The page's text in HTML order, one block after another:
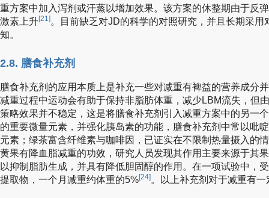
重方案中加入泻剂或汗蒸以增加效果。该方案的休整期由于反
激素上升[21]。目前缺乏对JD的科学的对照研究，并且长期采
知。
2.8. 膳食补充剂
膳食补充剂的应用本质上是补充一些对减重有裨益的营养成分
减重过程中运动会有助于保持非脂肪体重，减少LBM流失，但
策略效果并不稳定，这是将膳食补充剂引入减重方案中的另一
的重要微量元素，并强化胰岛素的功能，膳食补充剂中常以吡
元素；绿茶富含纤维素与咖啡因，已证实在不限制热量摄入的
黄果有降血脂减重的功效，研究人员发现其作用主要来源于其
以抑制脂肪生成，并具有降低胆固醇的作用。在一项试验中，
提取物，一个月减重约体重的5%[24]。以上补充剂对于减重有